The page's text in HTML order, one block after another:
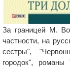
За границей М.
частности, на
сестры",
городок",